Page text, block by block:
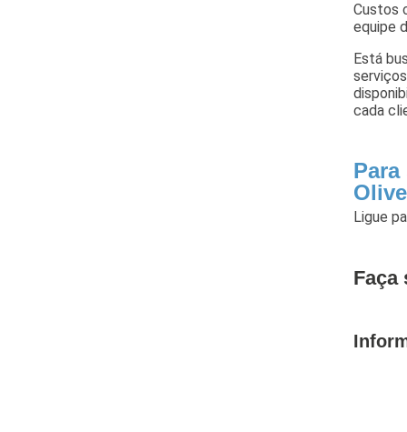
Custos
equipe
Está
cada
Ligue
Faça